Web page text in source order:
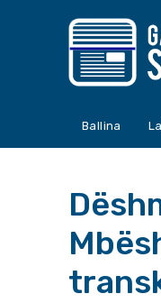
Ballina